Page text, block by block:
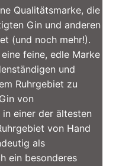
Qualitätsmarke, die
Gin und anderen
(und noch mehr!).
feine, edle Marke
und
Ruhrgebiet zu
von
einer der ältesten
von Hand
als
ein besonderes